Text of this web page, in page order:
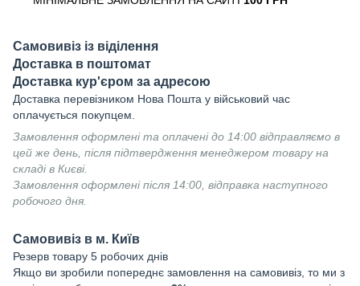
Самовивіз із віділення
Доставка в поштомат
Доставка кур'єром за адресою
Доставка перевізником Нова Пошта у військовий час
оплачується покупцем.
Замовлення оформлені та оплачені до 14:00 відправляємо в
цей же день, після підтвердження менеджером товару на
складі в Києві.
Замовлення оформлені після 14:00, відправка наступного
робочого дня.
Самовивіз в м. Київ
Резерв товару 5 робочих днів
Якщо ви зробили попереднє замовлення на самовивіз, то ми з